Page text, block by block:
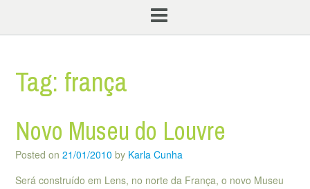
Tag: frança
Novo Museu do Louvre
Posted on 21/01/2010 by Karla Cunha
Será construído em Lens, no norte da França, o novo Museu